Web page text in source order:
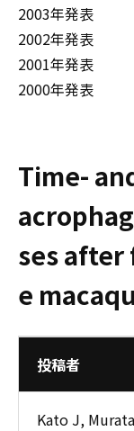
2003年発表
2002年発表
2001年発表
2000年発表
Time-
ses
e
投稿者
Kato J,